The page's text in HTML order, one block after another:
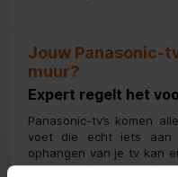
Jouw Panasonic-
muur?
Expert regelt het
Panasonic-tv’s komen
voet die echt iets aan
ophangen van je tv kan
er een stuk opgeruimder